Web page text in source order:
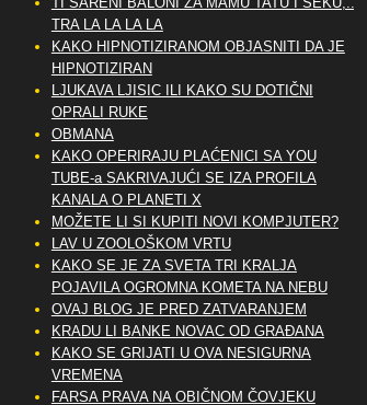
TRA LA LA LA LA
KAKO HIPNOTIZIRANOM OBJASNITI DA JE
HIPNOTIZIRAN
LJUKAVA LJISIC ILI KAKO SU DOTIČNI
OPRALI RUKE
OBMANA
KAKO OPERIRAJU PLAĆENICI SA YOU
TUBE-a SAKRIVAJUĆI SE IZA PROFILA
KANALA O PLANETI X
MOŽETE LI SI KUPITI NOVI KOMPJUTER?
LAV U ZOOLOŠKOM VRTU
KAKO SE JE ZA SVETA TRI KRALJA
POJAVILA OGROMNA KOMETA NA NEBU
OVAJ BLOG JE PRED ZATVARANJEM
KRADU LI BANKE NOVAC OD GRAĐANA
KAKO SE GRIJATI U OVA NESIGURNA
VREMENA
FARSA PRAVA NA OBIČNOM ČOVJEKU